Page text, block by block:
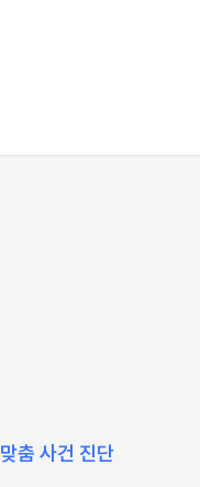
맞춤 사건 진단